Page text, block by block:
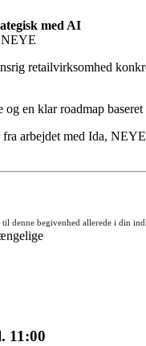
med AI
retailvirksomhed
og en klar roadmap
arbejdet med Ida,
denne begivenhed allerede i din
11:00